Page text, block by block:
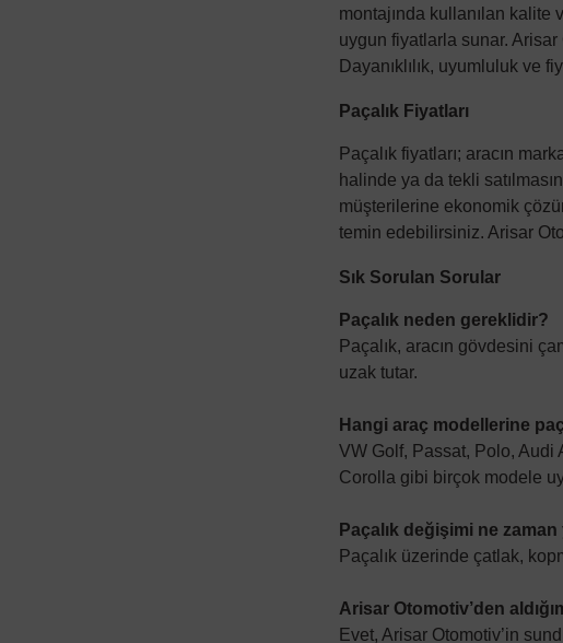
montajında kullanılan kalite
uygun fiyatlarla sunar. Arisar
Dayanıklılık, uyumluluk ve
Paçalık Fiyatları
Paçalık fiyatları; aracın
halinde ya da tekli
müşterilerine ekonomik
temin edebilirsiniz. Arisar
Sık Sorulan Sorular
Paçalık neden gereklidir?
Paçalık, aracın gövdesini
uzak tutar.
Hangi araç modellerine
VW Golf, Passat, Polo, Audi
Corolla gibi birçok modele
Paçalık değişimi ne zaman
Paçalık üzerinde çatlak,
Arisar Otomotiv’den
Evet, Arisar Otomotiv’in